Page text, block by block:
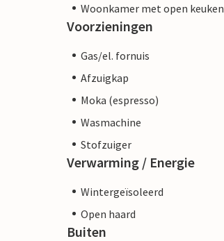
Woonkamer met open keuken
Voorzieningen
Gas/el. fornuis
Afzuigkap
Moka (espresso)
Wasmachine
Stofzuiger
Verwarming / Energie
Wintergeïsoleerd
Open haard
Buiten